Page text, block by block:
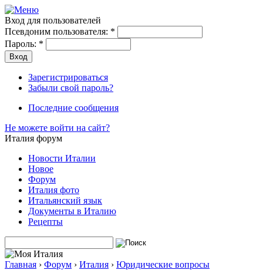
Вход для пользователей
Псевдоним пользователя: *
Пароль: *
Зарегистрироваться
Забыли свой пароль?
Последние сообщения
Не можете войти на сайт?
Италия форум
Новости Италии
Новое
Форум
Италия фото
Итальянский язык
Документы в Италию
Рецепты
Главная › Форум › Италия › Юридические вопросы